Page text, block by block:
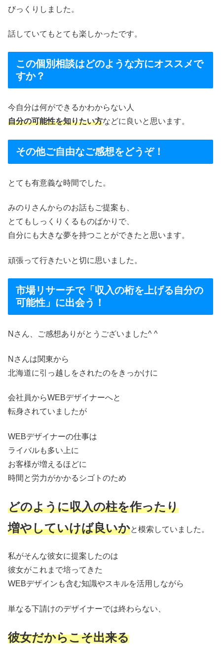
びっくりしました。
話していてもとても楽しかったです。
この個別相談はどのような方にオススメで
すか？
今自分は何ができるかわからない人
自分の可能性を知りたい方などに良いと思います。
その他ご自由なご感想をどうぞ！
とても有意義な時間でした。
みのりさんからのお話もご提案も、
とてもしっくりくるものばかりで、
自分にも大きな夢を持つことができたと思います。
頑張って行きたいと切に思いました。
市場リサーチで「収入の桁を上げる自分の
可能性」に出会う！
Nさん、ご感想ありがとうございました^ ^
Nさんは関東から
北海道に引っ越しをされたのをきっかけに
会社員からWEBデザイナーへと
転身されていましたが
WEBデザイナーの仕事は
ライバルも多い上に
お客様が増えるほどに
時間と労力がかかるシゴトのため
どのように収入の柱を作ったり
増やしていけば良いかと模索していました。
私がそんな彼女に提案したのは
彼女がこれまで培ってきた
WEBデザインも含む知識やスキルを活用しながら
単なる下請けのデザイナーでは終わらない、
彼女だからこそ出来る